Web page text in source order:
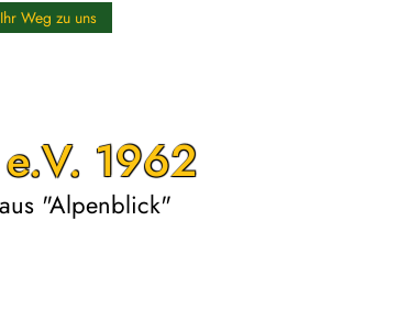
Ihr Weg zu uns
1962
"Alpenblick"